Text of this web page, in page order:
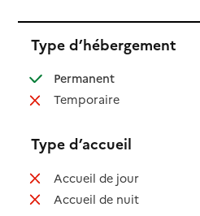
Type d’hébergement
Permanent: disponible
Temporaire: non disponible
Type d’accueil
Accueil de jour: non disponible
Accueil de nuit: non disponible